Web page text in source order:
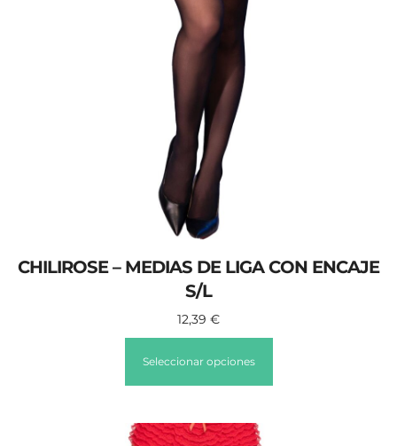
CHILIROSE – MEDIAS DE LIGA CON ENCAJE
S/L
12,39 €
Seleccionar opciones